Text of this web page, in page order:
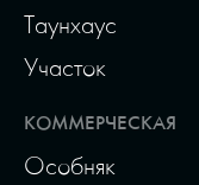
Таунхаус
Участок
КОММЕРЧЕСКАЯ
Особняк